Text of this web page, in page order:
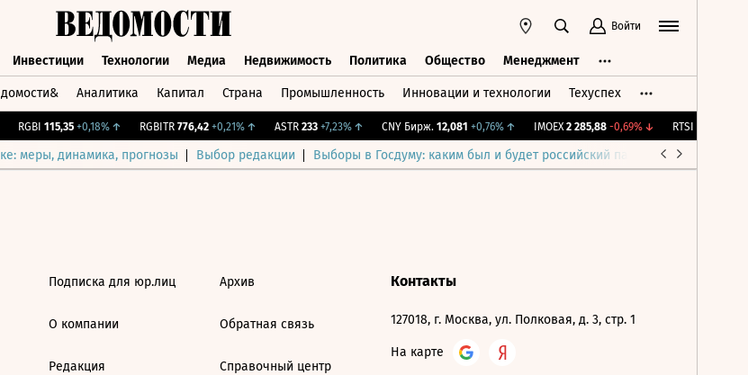
Войти
Инвестиции Технологии Медиа Недвижимость Политика Общество Менеджмент
Аналитика Капитал Страна Промышленность Инновации и технологии Техуспех
RGBI 115,35 +0,18%↑ RGBITR 776,42 +0,21%↑ ASTR 233 +7,23%↑ CNY Бирж. 12,081 +0,76%↑ IMOEX 2 285,88 -0,69%↓ RTSI
меры, динамика, прогнозы Выбор редакции Выборы в Госдуму: каким был и будет российский парламент
Подписка для юр.лиц
О компании
Редакция
Архив
Обратная связь
Справочный центр
Контакты
127018, г. Москва, ул. Полковая, д. 3, стр. 1
На карте